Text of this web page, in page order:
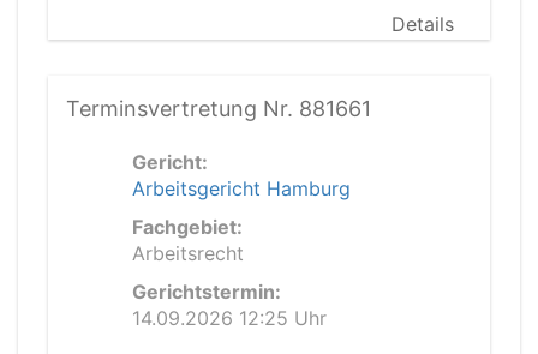
Details
Terminsvertretung Nr. 881661
Gericht:
Arbeitsgericht Hamburg
Fachgebiet:
Arbeitsrecht
Gerichtstermin:
14.09.2026 12:25 Uhr